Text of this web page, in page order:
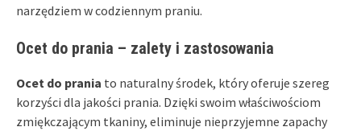
narzędziem w codziennym praniu.
Ocet do prania – zalety i zastosowania
Ocet do prania to naturalny środek, który oferuje szereg
korzyści dla jakości prania. Dzięki swoim właściwościom
zmiękczającym tkaniny, eliminuje nieprzyjemne zapachy